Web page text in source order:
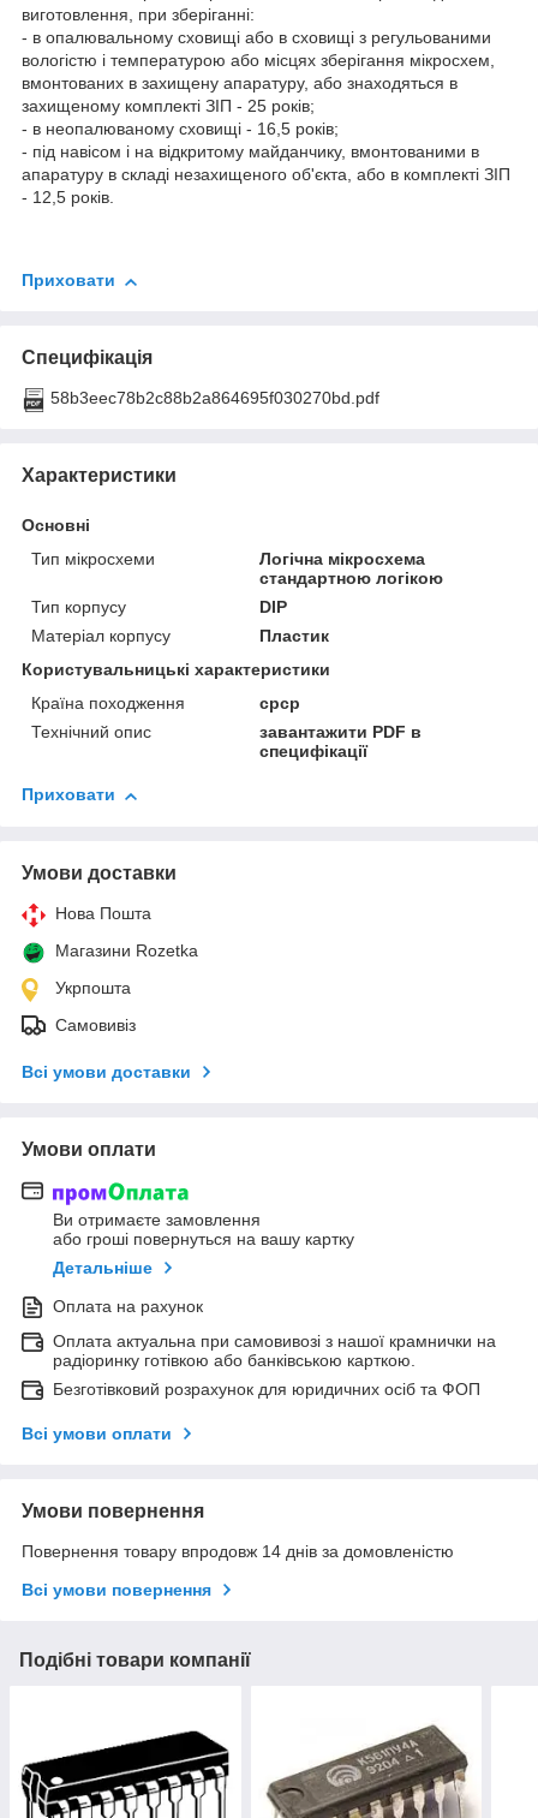
виготовлення, при зберіганні:
- в опалювальному сховищі або в сховищі з регульованими
вологістю і температурою або місцях зберігання мікросхем,
вмонтованих в захищену апаратуру, або знаходяться в
захищеному комплекті ЗІП - 25 років;
- в неопалюваному сховищі - 16,5 років;
- під навісом і на відкритому майданчику, вмонтованими в
апаратуру в складі незахищеного об'єкта, або в комплекті ЗІП
- 12,5 років.
Приховати
Специфікація
58b3eec78b2c88b2a864695f030270bd.pdf
Характеристики
Основні
Тип мікросхеми
Логічна мікросхема
стандартною логікою
Тип корпусу
DIP
Матеріал корпусу
Пластик
Користувальницькі характеристики
Країна походження
срср
Технічний опис
завантажити PDF в
специфікації
Приховати
Умови доставки
Нова Пошта
Магазини Rozetka
Укрпошта
Самовивіз
Всі умови доставки
Умови оплати
Ви отримаєте замовлення
або гроші повернуться на вашу картку
Детальніше
Оплата на рахунок
Оплата актуальна при самовивозі з нашої крамнички на
радіоринку готівкою або банківською карткою.
Безготівковий розрахунок для юридичних осіб та ФОП
Всі умови оплати
Умови повернення
Повернення товару впродовж 14 днів за домовленістю
Всі умови повернення
Подібні товари компанії